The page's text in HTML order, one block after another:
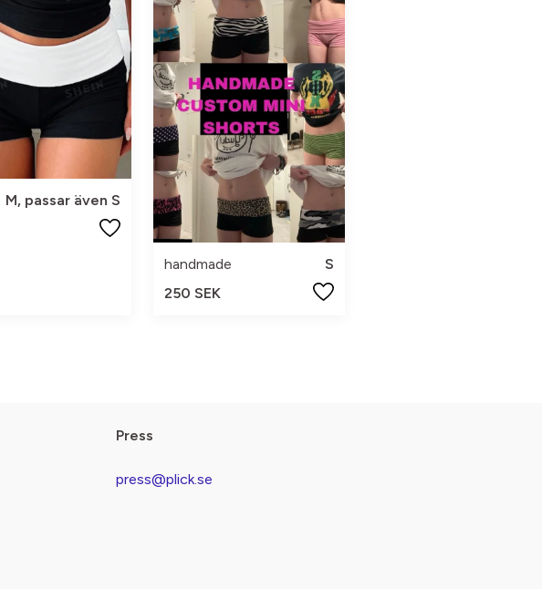
M, passar även S
handmade
S
250 SEK
Press
press@plick.se